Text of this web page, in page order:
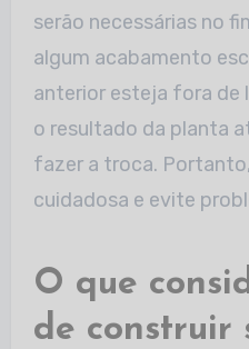
serão necessárias no
algum acabamento
anterior esteja fora de
o resultado da planta
fazer a troca.
cuidadosa e evite
O que
de construir